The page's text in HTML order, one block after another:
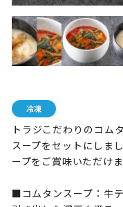
トラジこだわりのコム
スープをセットにしま
ープをご賞味いただけま
■コムタンスープ：牛